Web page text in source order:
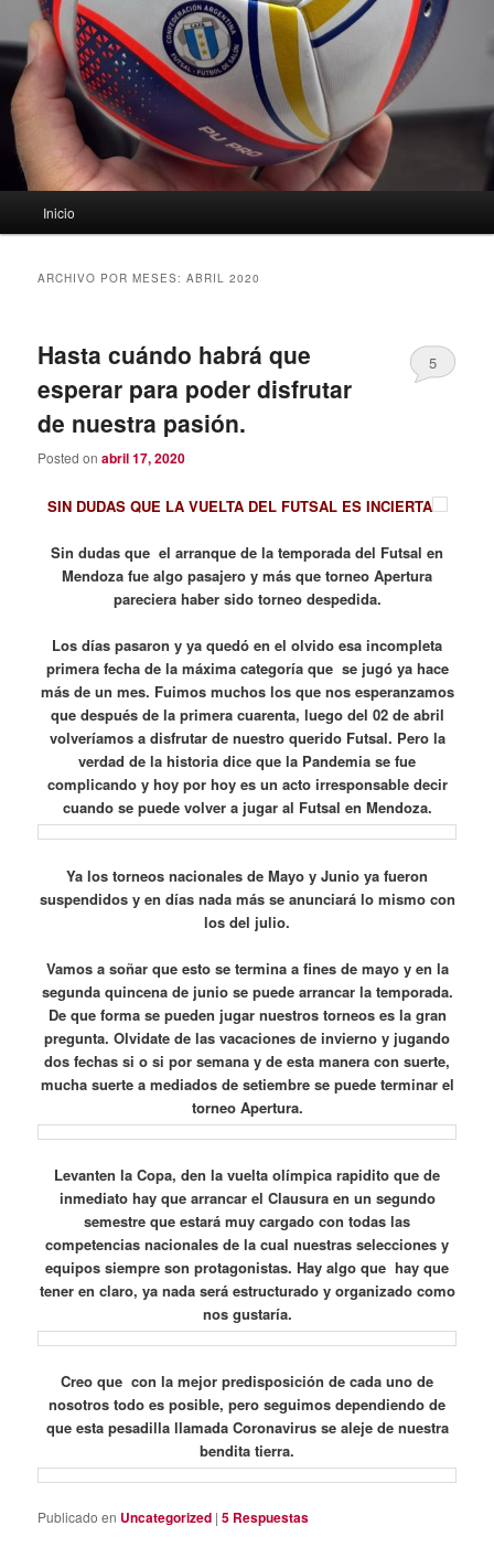
Inicio
ARCHIVO POR MESES:ABRIL 2020
Hasta cuándo habrá que
esperar para poder disfrutar
de nuestra pasión.
Posted onabril 17, 2020
5
SIN DUDAS QUE LA VUELTA DEL FUTSAL ES INCIERTA
Sin dudas que el arranque de la temporada del Futsal en
Mendoza fue algo pasajero y más que torneo Apertura
pareciera haber sido torneo despedida.
Los días pasaron y ya quedó en el olvido esa incompleta
primera fecha de la máxima categoría que se jugó ya hace
más de un mes. Fuimos muchos los que nos esperanzamos
que después de la primera cuarenta, luego del 02 de abril
volveríamos a disfrutar de nuestro querido Futsal. Pero la
verdad de la historia dice que la Pandemia se fue
complicando y hoy por hoy es un acto irresponsable decir
cuando se puede volver a jugar al Futsal en Mendoza.
Ya los torneos nacionales de Mayo y Junio ya fueron
suspendidos y en días nada más se anunciará lo mismo con
los del julio.
Vamos a soñar que esto se termina a fines de mayo y en la
segunda quincena de junio se puede arrancar la temporada.
De que forma se pueden jugar nuestros torneos es la gran
pregunta. Olvidate de las vacaciones de invierno y jugando
dos fechas si o si por semana y de esta manera con suerte,
mucha suerte a mediados de setiembre se puede terminar el
torneo Apertura.
Levanten la Copa, den la vuelta olímpica rapidito que de
inmediato hay que arrancar el Clausura en un segundo
semestre que estará muy cargado con todas las
competencias nacionales de la cual nuestras selecciones y
equipos siempre son protagonistas. Hay algo que hay que
tener en claro, ya nada será estructurado y organizado como
nos gustaría.
Creo que con la mejor predisposición de cada uno de
nosotros todo es posible, pero seguimos dependiendo de
que esta pesadilla llamada Coronavirus se aleje de nuestra
bendita tierra.
Publicado en Uncategorized |5 Respuestas